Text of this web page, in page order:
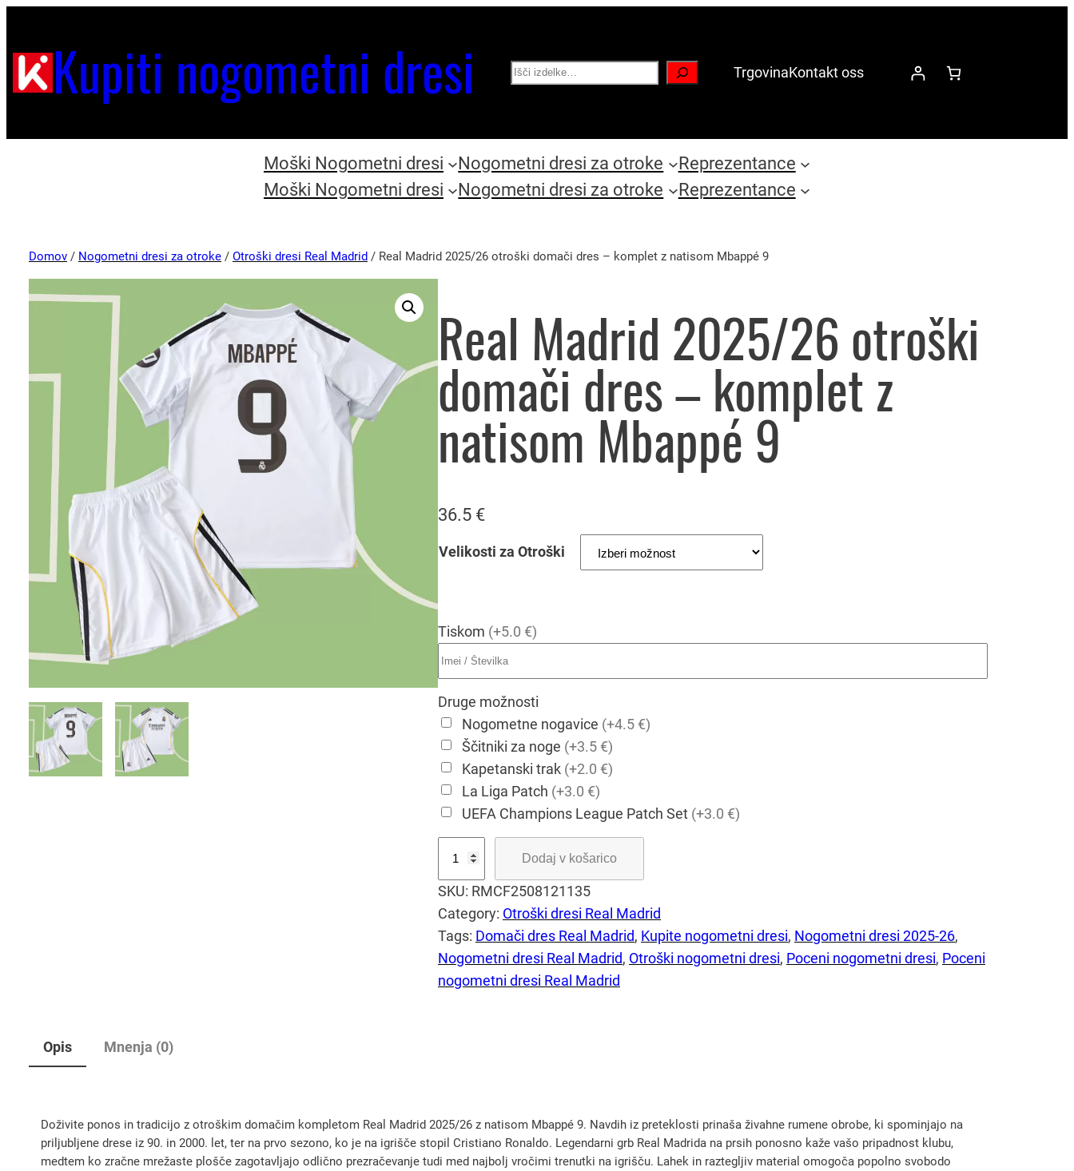
Kupiti nogometni dresi Search TrgovinaKontakt oss
Moški Nogometni dresi Nogometni dresi za otroke
Reprezentance
Moški Nogometni dresi
Nogometni dresi za otroke Reprezentance
Domov / Nogometni dresi za otroke / Otroški dresi Real Madrid / Real Madrid 2025/26 otroški domači dres – komplet z natisom Mbappé 9
Real Madrid 2025/26 otroški
domači dres – komplet z
natisom Mbappé 9
36.5 €
Velikosti za Otroški
Tiskom (+5.0 €)
Druge možnosti
Nogometne nogavice (+4.5 €)
Ščitniki za noge (+3.5 €)
Kapetanski trak (+2.0 €)
La Liga Patch (+3.0 €)
UEFA Champions League Patch Set (+3.0 €)
a
l
M
a
d
5
/
Dodaj v košarico
SKU: RMCF2508121135
Category: Otroški dresi Real Madrid
Tags: Domači dres Real Madrid, Kupite nogometni dresi, Nogometni dresi 2025-26
Nogometni dresi Real Madrid, Otroški nogometni dresi, Poceni nogometni dresi, Poceni
nogometni dresi Real Madrid
Opis Mnenja (0)
Doživite ponos in tradicijo z otroškim domačim kompletom Real Madrid 2025/26 z natisom Mbappé 9. Navdih iz preteklosti prinaša živahne rumene obrobe, ki spominjajo na
priljubljene drese iz 90. in 2000. let, ter na prvo sezono, ko je na igrišče stopil Cristiano Ronaldo. Legendarni grb Real Madrida na prsih ponosno kaže vašo pripadnost klubu,
medtem ko zračne mrežaste plošče zagotavljajo odlično prezračevanje tudi med najbolj vročimi trenutki na igrišču. Lahek in raztegljiv material omogoča popolno svobodo